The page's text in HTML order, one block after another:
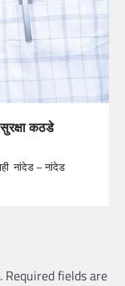
सुरक्षा कठडे
नांदेड – नांदेड
Required fields are